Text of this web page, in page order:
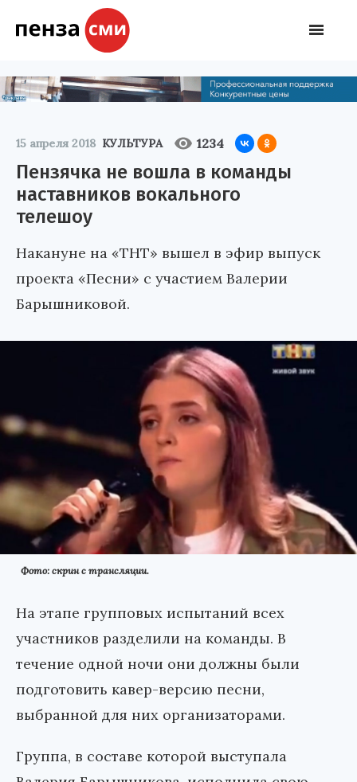
15 апреля 2018 КУЛЬТУРА 1234
Пензячка не вошла в команды
наставников вокального
телешоу
Накануне на «ТНТ» вышел в эфир выпуск
проекта «Песни» с участием Валерии
Барышниковой.
Фото: скрин с трансляции.
На этапе групповых испытаний всех
участников разделили на команды. В
течение одной ночи они должны были
подготовить кавер-версию песни,
выбранной для них организаторами.
Группа, в составе которой выступала